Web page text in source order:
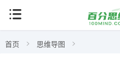
首页 思维导图